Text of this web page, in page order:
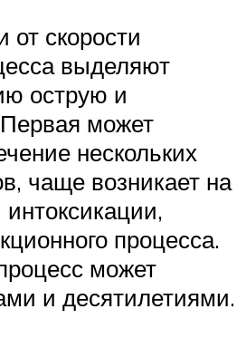
от скорости
выделяют
острую и
может
нескольких
чаще возникает на
процесса.
может
и десятилетиями.